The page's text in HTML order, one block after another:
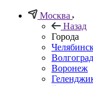
Москва
Назад
Города
Волгоград
Воронеж